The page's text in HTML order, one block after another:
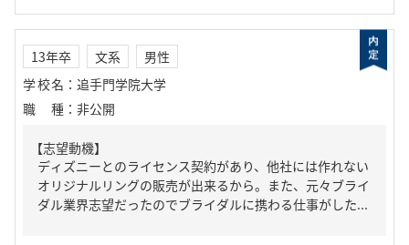
13年卒 文系
男性
学校名 ： 追手門学院大学
職種 ： 非公開
【志望動機】
ディズニーとのライセンス契約があり、他社には作れない
オリジナルリングの販売が出来るから。また、元々ブライ
ダル業界志望だったのでブライダルに携わる仕事がした...